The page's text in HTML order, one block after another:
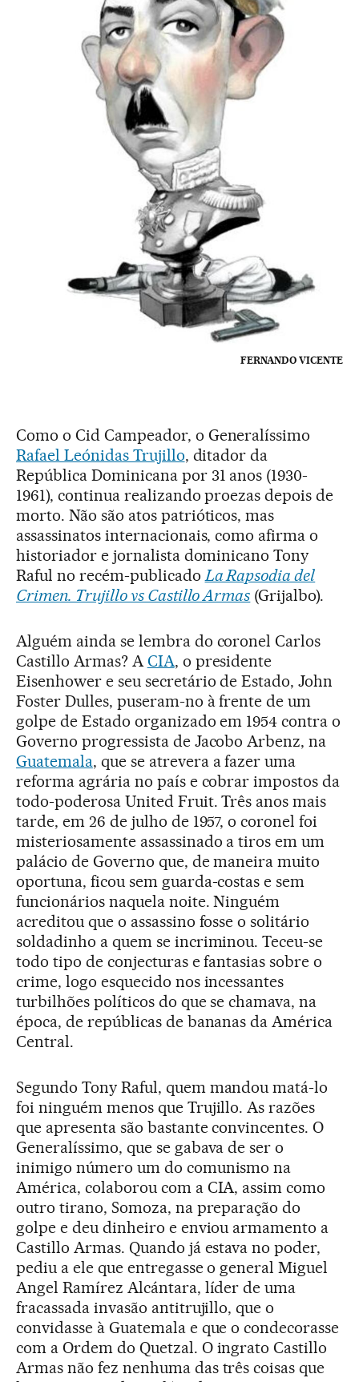
FERNANDO VICENTE
Como o Cid Campeador, o Generalíssimo
Rafael Leónidas Trujillo, ditador da
República Dominicana por 31 anos (1930-
1961), continua realizando proezas depois de
morto. Não são atos patrióticos, mas
assassinatos internacionais, como afirma o
historiador e jornalista dominicano Tony
Raful no recém-publicadoLa Rapsodia del
Crimen. Trujillo vs Castillo Armas (Grijalbo).
Alguém ainda se lembra do coronel Carlos
Castillo Armas? ACIA, o presidente
Eisenhower e seu secretário de Estado, John
Foster Dulles, puseram-no à frente de um
golpe de Estado organizado em 1954 contra o
Governo progressista de Jacobo Arbenz, na
Guatemala, que se atrevera a fazer uma
reforma agrária no país e cobrar impostos da
todo-poderosa United Fruit. Três anos mais
tarde, em 26 de julho de 1957, o coronel foi
misteriosamente assassinado a tiros em um
palácio de Governo que, de maneira muito
oportuna, ficou sem guarda-costas e sem
funcionários naquela noite. Ninguém
acreditou que o assassino fosse o solitário
soldadinho a quem se incriminou. Teceu-se
todo tipo de conjecturas e fantasias sobre o
crime, logo esquecido nos incessantes
turbilhões políticos do que se chamava, na
época, de repúblicas de bananas da América
Central.
Segundo Tony Raful, quem mandou matá-lo
foi ninguém menos que Trujillo. As razões
que apresenta são bastante convincentes. O
Generalíssimo, que se gabava de ser o
inimigo número um do comunismo na
América, colaborou com a CIA, assim como
outro tirano, Somoza, na preparação do
golpe e deu dinheiro e enviou armamento a
Castillo Armas. Quando já estava no poder,
pediu a ele que entregasse o general Miguel
Angel Ramírez Alcántara, líder de uma
fracassada invasão antitrujillo, que o
convidasse à Guatemala e que o condecorasse
com a Ordem do Quetzal. O ingrato Castillo
Armas não fez nenhuma das três coisas que